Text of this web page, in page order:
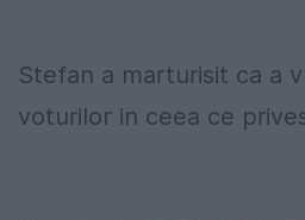
Stefan a marturisit ca a
voturilor in ceea ce